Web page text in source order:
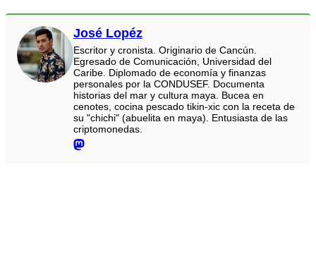
José Lopéz
Escritor y cronista. Originario de Cancún.
Egresado de Comunicación, Universidad del
Caribe. Diplomado de economía y finanzas
personales por la CONDUSEF. Documenta
historias del mar y cultura maya. Bucea en
cenotes, cocina pescado tikin-xic con la receta de
su "chichi" (abuelita en maya). Entusiasta de las
criptomonedas.